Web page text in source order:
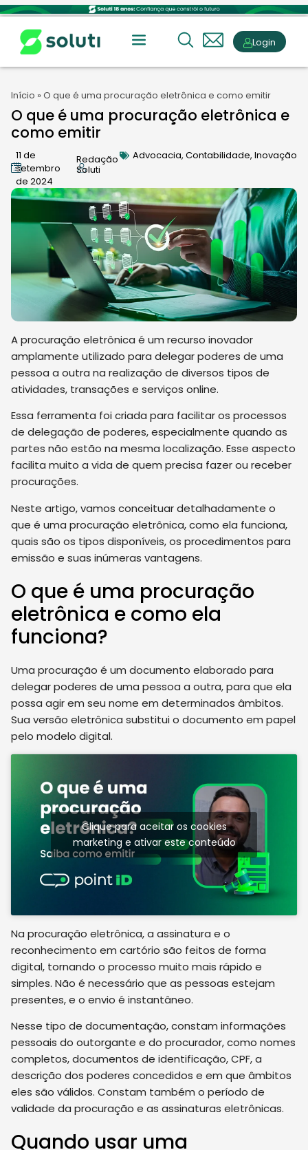
Login
Início » O que é uma procuração eletrônica e como emitir
O que é uma procuração eletrônica e
como emitir
11 de
setembro
de 2024
Redação
Soluti
Advocacia, Contabilidade, Inovação
A procuração eletrônica é um recurso inovador
amplamente utilizado para delegar poderes de uma
pessoa a outra na realização de diversos tipos de
atividades, transações e serviços online.
Essa ferramenta foi criada para facilitar os processos
de delegação de poderes, especialmente quando as
partes não estão na mesma localização. Esse aspecto
facilita muito a vida de quem precisa fazer ou receber
procurações.
Neste artigo, vamos conceituar detalhadamente o
que é uma procuração eletrônica, como ela funciona,
quais são os tipos disponíveis, os procedimentos para
emissão e suas inúmeras vantagens.
O que é uma procuração
eletrônica e como ela
funciona?
Uma procuração é um documento elaborado para
delegar poderes de uma pessoa a outra, para que ela
possa agir em seu nome em determinados âmbitos.
Sua versão eletrônica substitui o documento em papel
pelo modelo digital.
Clique para aceitar os cookies
marketing e ativar este conteúdo
Na procuração eletrônica, a assinatura e o
reconhecimento em cartório são feitos de forma
digital, tornando o processo muito mais rápido e
simples. Não é necessário que as pessoas estejam
presentes, e o envio é instantâneo.
Nesse tipo de documentação, constam informações
pessoais do outorgante e do procurador, como nomes
completos, documentos de identificação, CPF, a
descrição dos poderes concedidos e em que âmbitos
eles são válidos. Constam também o período de
validade da procuração e as assinaturas eletrônicas.
Quando usar uma